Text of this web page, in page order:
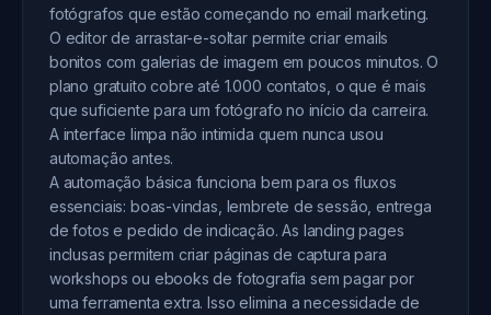
fotógrafos que estão começando no email marketing.
O editor de arrastar-e-soltar permite criar emails
bonitos com galerias de imagem em poucos minutos. O
plano gratuito cobre até 1.000 contatos, o que é mais
que suficiente para um fotógrafo no início da carreira.
A interface limpa não intimida quem nunca usou
automação antes.
A automação básica funciona bem para os fluxos
essenciais: boas-vindas, lembrete de sessão, entrega
de fotos e pedido de indicação. As landing pages
inclusas permitem criar páginas de captura para
workshops ou ebooks de fotografia sem pagar por
uma ferramenta extra. Isso elimina a necessidade de